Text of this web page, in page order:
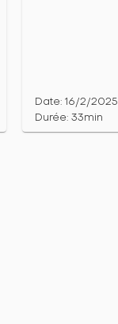
Date: 16/2/2025
Durée: 33min